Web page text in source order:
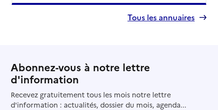
Tous les annuaires
Abonnez-vous à notre lettre
d'information
Recevez gratuitement tous les mois notre lettre
d'information : actualités, dossier du mois, agenda...